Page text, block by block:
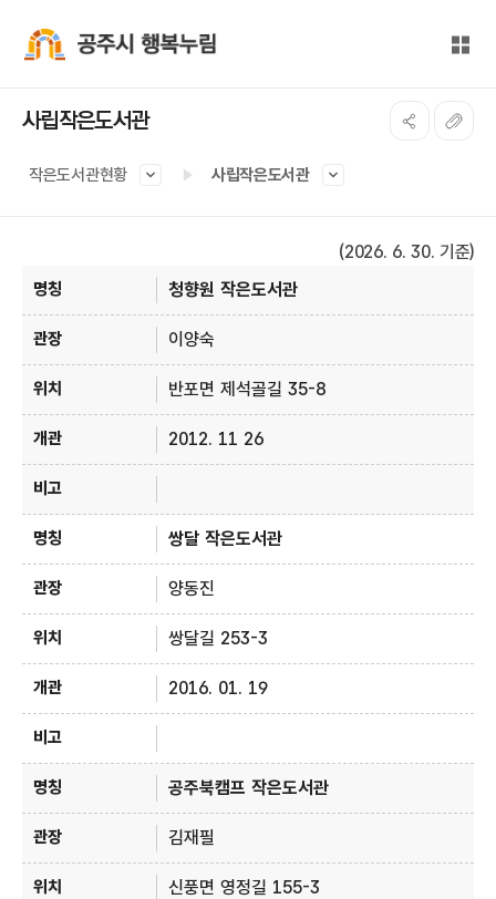
전체
사립작은도서관
작은도서관현황 사립작은도서관
(2026. 6. 30. 기준)
청향원 작은도서관
이양숙
반포면 제석골길 35-8
2012. 11 26
쌍달 작은도서관
양동진
쌍달길 253-3
2016. 01. 19
공주북캠프 작은도서관
김재필
신풍면 영정길 155-3